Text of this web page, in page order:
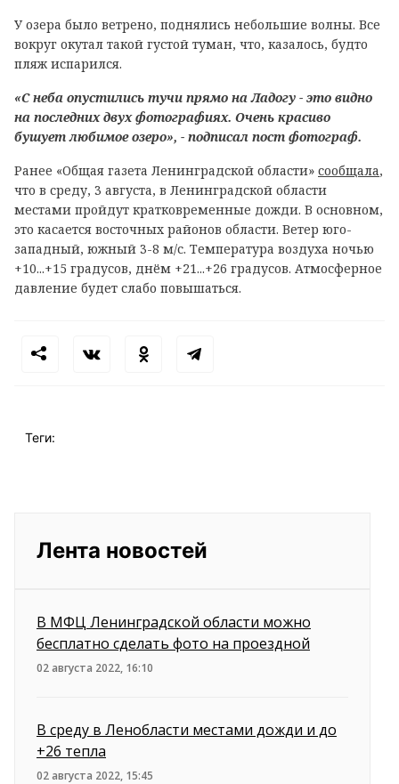
У озера было ветрено, поднялись небольшие волны. Все
вокруг окутал такой густой туман, что, казалось, будто
пляж испарился.
«С неба опустились тучи прямо на Ладогу - это видно
на последних двух фотографиях. Очень красиво
бушует любимое озеро», - подписал пост фотограф.
Ранее «Общая газета Ленинградской области» сообщала,
что в среду, 3 августа, в Ленинградской области
местами пройдут кратковременные дожди. В основном,
это касается восточных районов области. Ветер юго-
западный, южный 3-8 м/с. Температура воздуха ночью
+10...+15 градусов, днём +21...+26 градусов. Атмосферное
давление будет слабо повышаться.
Теги:
Лента новостей
В МФЦ Ленинградской области можно
бесплатно сделать фото на проездной
02 августа 2022, 16:10
В среду в Ленобласти местами дожди и до
+26 тепла
02 августа 2022, 15:45